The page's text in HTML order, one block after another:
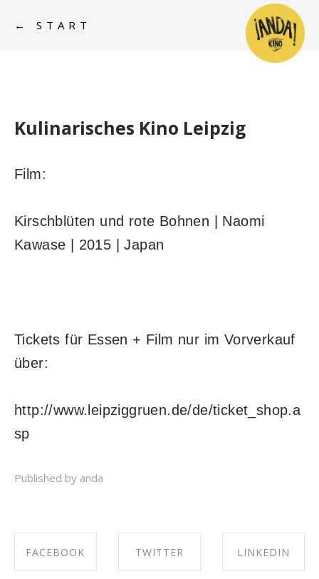
← START
Kulinarisches Kino Leipzig
Film:
Kirschblüten und rote Bohnen | Naomi
Kawase | 2015 | Japan
Tickets für Essen + Film nur im Vorverkauf
über:
http://www.leipziggruen.de/de/ticket_shop.a
sp
Published by anda
FACEBOOK TWITTER LINKEDIN